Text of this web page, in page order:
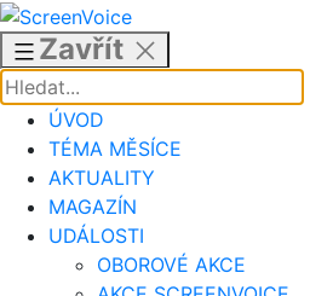
Přejít
obsahu
Zavřít
ÚVOD
TÉMA MĚSÍCE
AKTUALITY
MAGAZÍN
UDÁLOSTI
OBOROVÉ AKCE